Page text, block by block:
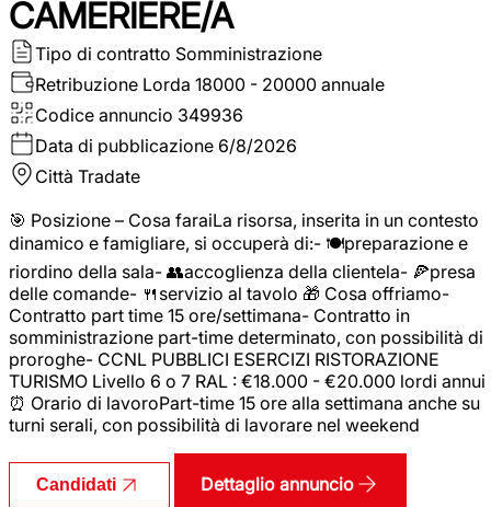
CAMERIERE/A
Tipo di contratto Somministrazione
Retribuzione Lorda 18000 - 20000 annuale
Codice annuncio 349936
Data di pubblicazione 6/8/2026
Città Tradate
🎯 Posizione – Cosa faraiLa risorsa, inserita in un contesto
dinamico e famigliare, si occuperà di:- 🍽️preparazione e
riordino della sala- 👥accoglienza della clientela- 🍕presa
delle comande- 🍴servizio al tavolo 🎁 Cosa offriamo-
Contratto part time 15 ore/settimana- Contratto in
somministrazione part-time determinato, con possibilità di
proroghe- CCNL PUBBLICI ESERCIZI RISTORAZIONE
TURISMO Livello 6 o 7 RAL : €18.000 - €20.000 lordi annui
⏰ Orario di lavoroPart-time 15 ore alla settimana anche su
turni serali, con possibilità di lavorare nel weekend
Candidati Dettaglio annuncio